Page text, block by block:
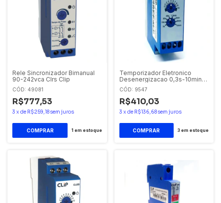
Rele Sincronizador Bimanual
90-242vca Clrs Clip
CÓD: 49081
R$777,53
3 x de R$259,18sem juros
1 em estoque
Temporizador Eletronico
Desenergizacao 0,3s-10min
24-242 Vca/vcc CLZ Clip
CÓD: 9547
R$410,03
3 x de R$136,68sem juros
3em estoque